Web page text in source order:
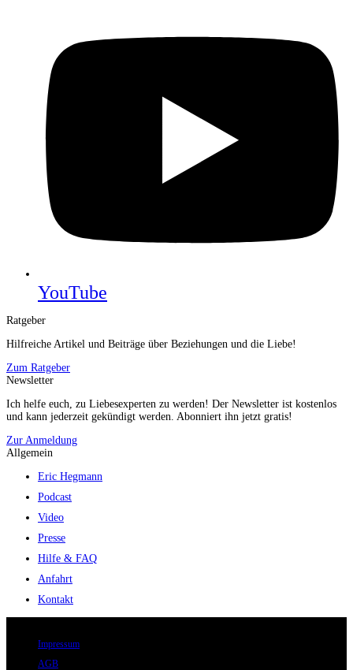
YouTube
Ratgeber
Hilfreiche Artikel und Beiträge über Beziehungen und die Liebe!
Zum Ratgeber
Newsletter
Ich helfe euch, zu Liebesexperten zu werden! Der Newsletter ist kostenlos
und kann jederzeit gekündigt werden. Abonniert ihn jetzt gratis!
Zur Anmeldung
Allgemein
Eric Hegmann
Podcast
Video
Presse
Hilfe & FAQ
Anfahrt
Kontakt
Impressum
AGB